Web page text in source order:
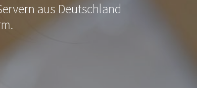
aus Deutschland